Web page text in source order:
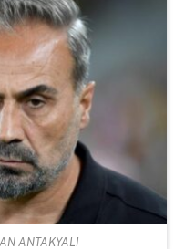
ANTAKYALI